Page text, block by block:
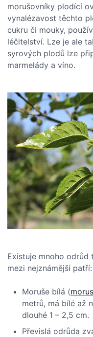
morušovníky plodící
vynalézavost těchto
cukru či mouky,
léčitelství. Lze je ale
syrových plodů lze
marmelády a víno.
Existuje mnoho
mezi nejznámější patří:
Moruše bílá (
metrů, má bílé až
dlouhé 1 – 2,5 cm.
Převislá odrůda